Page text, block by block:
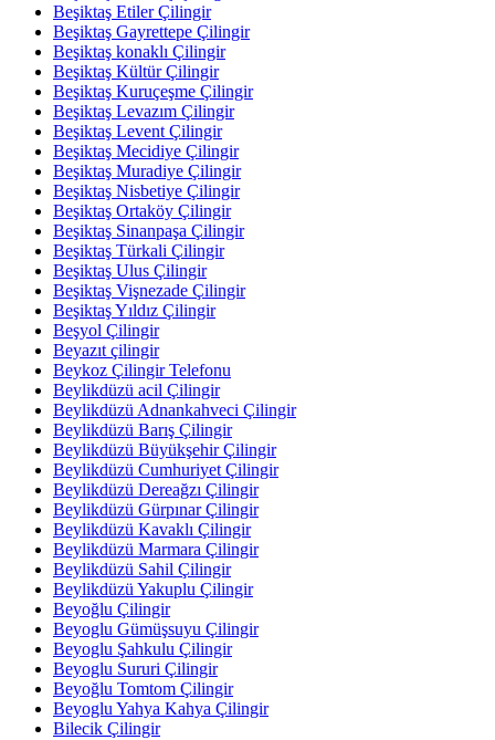
Beşiktaş Etiler Çilingir
Beşiktaş Gayrettepe Çilingir
Beşiktaş konaklı Çilingir
Beşiktaş Kültür Çilingir
Beşiktaş Kuruçeşme Çilingir
Beşiktaş Levazım Çilingir
Beşiktaş Levent Çilingir
Beşiktaş Mecidiye Çilingir
Beşiktaş Muradiye Çilingir
Beşiktaş Nisbetiye Çilingir
Beşiktaş Ortaköy Çilingir
Beşiktaş Sinanpaşa Çilingir
Beşiktaş Türkali Çilingir
Beşiktaş Ulus Çilingir
Beşiktaş Vişnezade Çilingir
Beşiktaş Yıldız Çilingir
Beşyol Çilingir
Beyazıt çilingir
Beykoz Çilingir Telefonu
Beylikdüzü acil Çilingir
Beylikdüzü Adnankahveci Çilingir
Beylikdüzü Barış Çilingir
Beylikdüzü Büyükşehir Çilingir
Beylikdüzü Cumhuriyet Çilingir
Beylikdüzü Dereağzı Çilingir
Beylikdüzü Gürpınar Çilingir
Beylikdüzü Kavaklı Çilingir
Beylikdüzü Marmara Çilingir
Beylikdüzü Sahil Çilingir
Beylikdüzü Yakuplu Çilingir
Beyoğlu Çilingir
Beyoglu Gümüşsuyu Çilingir
Beyoglu Şahkulu Çilingir
Beyoglu Sururi Çilingir
Beyoğlu Tomtom Çilingir
Beyoglu Yahya Kahya Çilingir
Bilecik Çilingir